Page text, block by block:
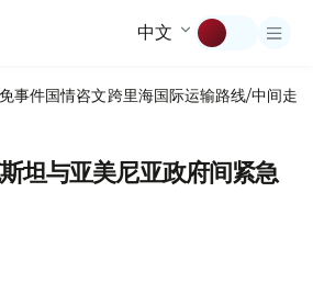
中文
事件国情咨文跨里海国际运输路线/中间走廊
坦与亚美尼亚政府间紧急